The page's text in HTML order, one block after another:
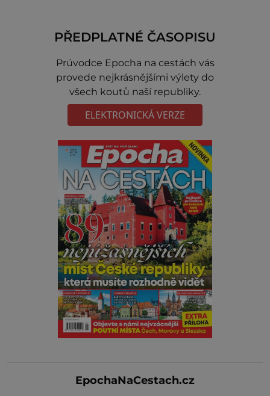
PŘEDPLATNÉ ČASOPISU
Prúvodce Epocha na cestách vás
provede nejkrásnějšími výlety do
všech koutů naší republiky.
ELEKTRONICKÁ VERZE
EpochaNaCestach.cz